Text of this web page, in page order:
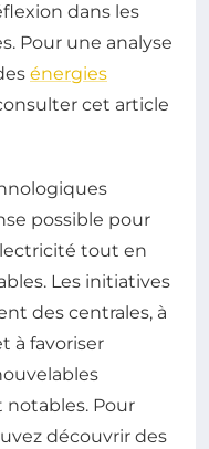
dans les
Pour une analyse
énergies
cet article
possible pour
tout en
Les initiatives
des centrales, à
à favoriser
Pour
découvrir des